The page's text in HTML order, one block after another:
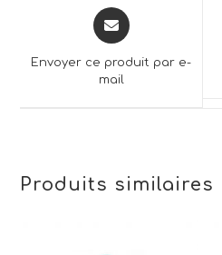
Opens
in
new
Envoyer ce produit par e-
mail
Produits similaires